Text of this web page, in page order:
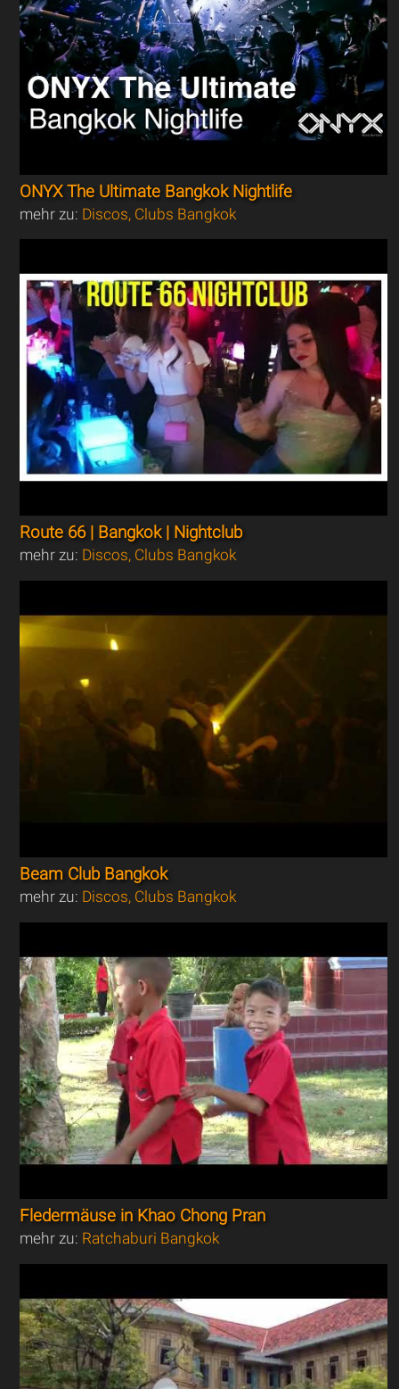
ONYX The Ultimate Bangkok Nightlife
mehr zu: Discos, Clubs Bangkok
Route 66 | Bangkok | Nightclub
mehr zu: Discos, Clubs Bangkok
Beam Club Bangkok
mehr zu: Discos, Clubs Bangkok
Fledermäuse in Khao Chong Pran
mehr zu: Ratchaburi Bangkok